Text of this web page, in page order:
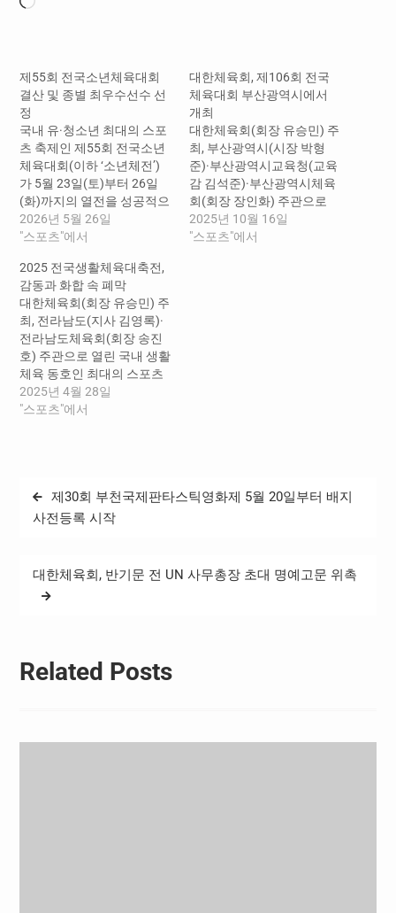
제55회 전국소년체육대회
결산 및 종별 최우수선수 선
정
국내 유·청소년 최대의 스포
츠 축제인 제55회 전국소년
체육대회(이하 ‘소년체전’)
가 5월 23일(토)부터 26일
(화)까지의 열전을 성공적으
로 마무리했다. 대한체육회
(회장 유승민)가 주최하고
육청, 부산광역시체육회가
공동 주관한 이번 대회는 문
화체육관광부, 교육부, 국민
체육진흥공단의 후원으로
개최됐으며, 전국 17개 시·도
에서 총 20,099명의 선수단
이 참가했다. 선수들은 40개
종목(12세이하부 27개, 15
세이하부 40개)에 출전해 부
2026년 5월 26일
"스포츠"에서
대한체육회, 제106회 전국
체육대회 부산광역시에서
개최
대한체육회(회장 유승민) 주
최, 부산광역시(시장 박형
준)·부산광역시교육청(교육
감 김석준)·부산광역시체육
회(회장 장인화) 주관으로
개최되는 「제106회 전국체
육대회」가 10월 17일(금)
2025년 10월 16일
"스포츠"에서
2025 전국생활체육대축전,
감동과 화합 속 폐막
대한체육회(회장 유승민) 주
최, 전라남도(지사 김영록)·
전라남도체육회(회장 송진
호) 주관으로 열린 국내 생활
체육 동호인 최대의 스포츠
축제인 ‘2025 전국생활체육
대축전(이하 ‘대축전’)’이 4
전은 총 41개 종목에서 전국
17개 시·도 선수단 22,676명
지 전 세대가 스포츠를 통해
2025년 4월 28일
"스포츠"에서
글
탐
제30회 부천국제판타스틱영화제 5월 20일부터 배지
사전등록 시작
대한체육회, 반기문 전 UN 사무총장 초대 명예고문 위촉
Related Posts